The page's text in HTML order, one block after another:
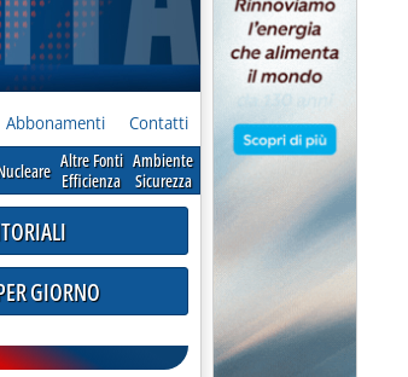
Abbonamenti Contatti
Altre Fonti
Efficienza
Ambiente
Sicurezza
GIORNO